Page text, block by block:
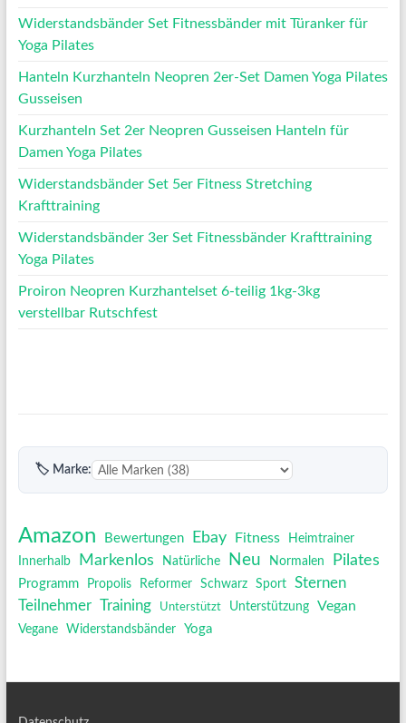
Widerstandsbänder Set Fitnessbänder mit Türanker für
Yoga Pilates
Hanteln Kurzhanteln Neopren 2er-Set Damen Yoga Pilates
Gusseisen
Kurzhanteln Set 2er Neopren Gusseisen Hanteln für
Damen Yoga Pilates
Widerstandsbänder Set 5er Fitness Stretching
Krafttraining
Widerstandsbänder 3er Set Fitnessbänder Krafttraining
Yoga Pilates
Proiron Neopren Kurzhantelset 6-teilig 1kg-3kg
verstellbar Rutschfest
🏷 Marke:
Amazon Bewertungen Ebay Fitness
Heimtrainer
Innerhalb
Markenlos Natürliche Neu Normalen Pilates
Programm Propolis Reformer Schwarz Sport Sternen
Teilnehmer Training Unterstützt Unterstützung Vegan
Vegane Widerstandsbänder Yoga